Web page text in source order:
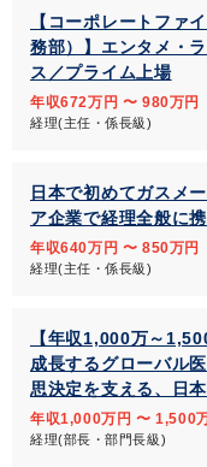
【コーポレートファ
務部）】エンタメ・
ス／プライム上場
年収672万円 〜 980万円
経理(主任・係長級)
日本で初めてガスメ
ア企業で経理全般に
年収640万円 〜 850万円
経理(主任・係長級)
【年収1,000万～
成長するグローバル
思決定を支える、日
年収1,000万円 〜 1,500
経理(部長・部門長級)